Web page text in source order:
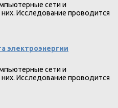
сети и
Исследование проводится
электроэнергии
сети и
Исследование проводится